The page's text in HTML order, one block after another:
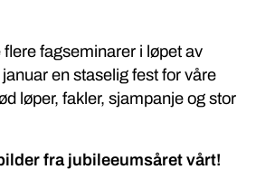
fagseminarer i løpet av
en staselig fest for våre
løper, fakler, sjampanje og stor
fra jubileeumsåret vårt!